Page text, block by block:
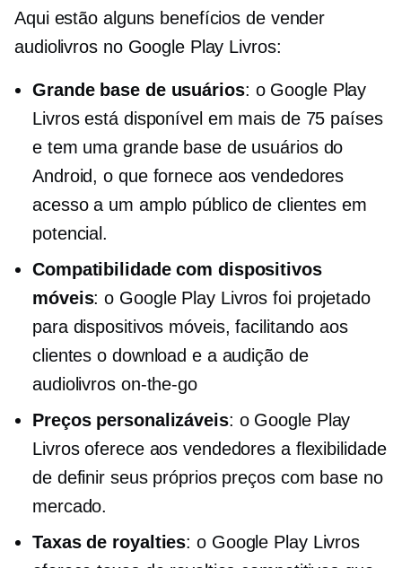
Aqui estão alguns benefícios de vender
audiolivros no Google Play Livros:
Grande base de usuários: o Google Play
Livros está disponível em mais de 75 países
e tem uma grande base de usuários do
Android, o que fornece aos vendedores
acesso a um amplo público de clientes em
potencial.
Compatibilidade com dispositivos
móveis: o Google Play Livros foi projetado
para dispositivos móveis, facilitando aos
clientes o download e a audição de
audiolivros on-the-go
Preços personalizáveis: o Google Play
Livros oferece aos vendedores a flexibilidade
de definir seus próprios preços com base no
mercado.
Taxas de royalties: o Google Play Livros